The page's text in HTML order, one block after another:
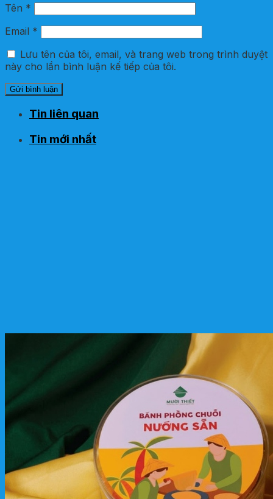
Tên *
Email *
Lưu tên của tôi, email, và trang web trong trình duyệt
này cho lần bình luận kế tiếp của tôi.
Tin liên quan
Tin mới nhất